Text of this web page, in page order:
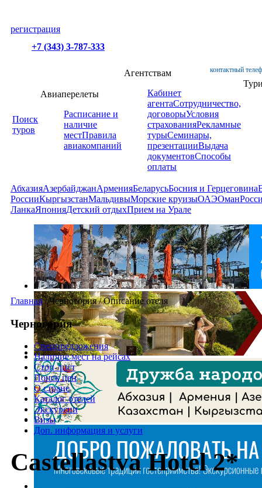
регистрация
+7 (343) 3-787-333
контактный
Поиск
туров
Авиаперелеты
Расписание и
наличие
местПравила
авиакомпаний
Агентствам
Кабинет
агентаСотрудничество,
договорыУсловия
страхованияРекламные
турыСеминары,
презентацииВыдача
документовСпособы
оплаты
АбхазияАзербайджанАрменияБеларусьБосния и Герцеговина
РоссииКыргызстанМальдивыМорские круизыОАЭОман
ЛанкаЯпонияДетский отдыхПрием на Урале
Главная /Черногория/Описание отеля
Черногория
Спецпредложения
Наличие мест на рейсах
Стоп-лист
Поиск цен
О стране
Каталог отелей
Экскурсии
Визы
Доп. информация и услуги
Castellastva Hotel 2*